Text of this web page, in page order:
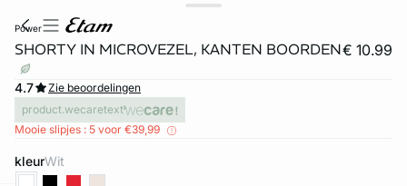
power
SHORTY IN MICROVEZEL, KANTEN BOORDEN€ 10.99
4.7
Zie beoordelingen
product.wecaretext
Mooie slipjes : 5 voor €39,99
kleur wit